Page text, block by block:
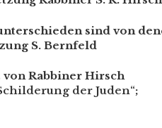
sind von
S. Bernfeld
Rabbiner Hirsch
der Juden“;